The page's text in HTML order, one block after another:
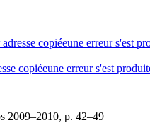
adresse copiéeune erreur s'est
copiéeune erreur s'est
2009–2010, p. 42–49